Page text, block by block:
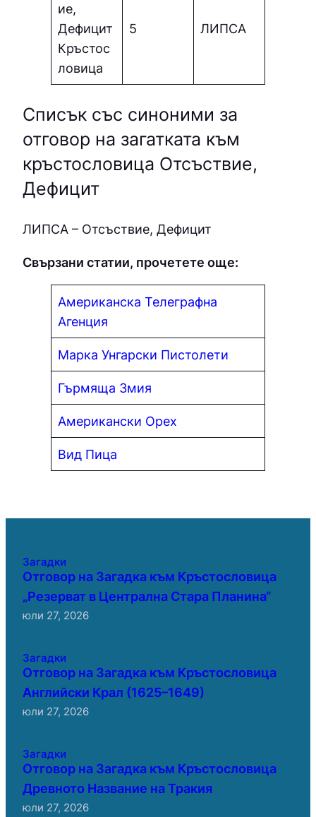
ие,
Дефицит
Кръстос
ловица
5 ЛИПCA
Списък със синоними за
отговор на загатката към
кръстословица Отсъствие,
Дефицит
ЛИПCA – Отсъствие, Дефицит
Свързани статии, прочетете още:
Американска Телеграфна
Агенция
Марка Унгарски Пистолети
Гърмяща Змия
Американски Орех
Вид Пица
Загадки
Отговор на Загадка към Кръстословица
„Резерват в Централна Стара Планина“
юли 27, 2026
Загадки
Отговор на Загадка към Кръстословица
Английски Крал (1625–1649)
юли 27, 2026
Загадки
Отговор на Загадка към Кръстословица
Древното Название на Тракия
юли 27, 2026